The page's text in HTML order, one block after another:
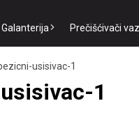
Galanterija Prečišćivači
usisivac-1
1